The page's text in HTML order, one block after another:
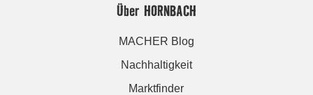
Über HORNBACH
MACHER Blog
Nachhaltigkeit
Marktfinder